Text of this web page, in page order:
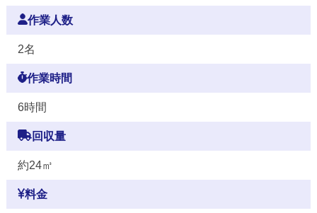
作業人数
2名
作業時間
6時間
回収量
約24㎥
料金